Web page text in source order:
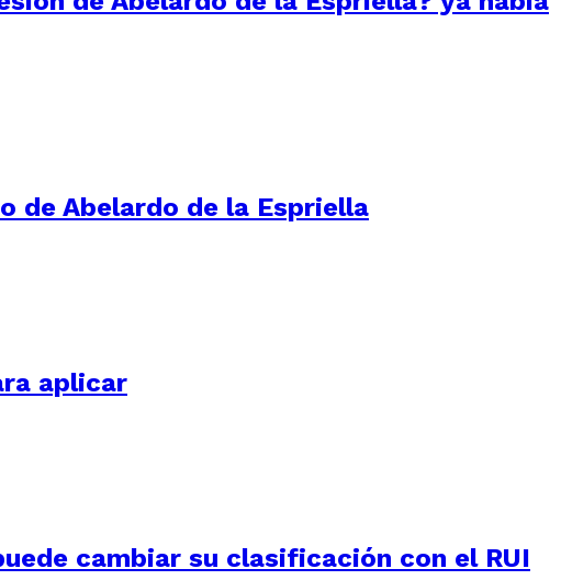
de Abelardo de la Espriella
aplicar
cambiar su clasificación con el RUI